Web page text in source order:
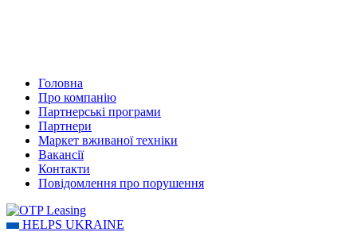
Головна
Про компанію
Партнерські програми
Партнери
Маркет вживаної техніки
Вакансії
Контакти
Повідомлення про порушення
HELPS UKRAINE